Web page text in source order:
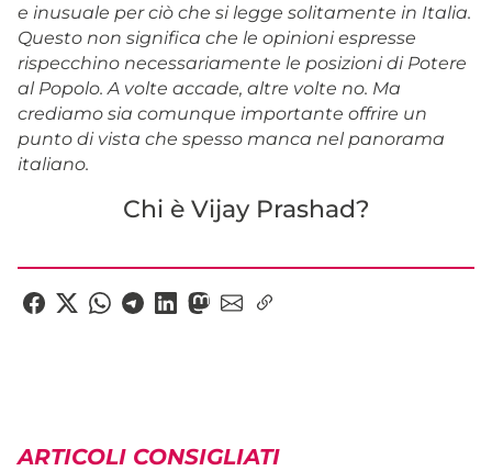
e inusuale per ciò che si legge solitamente in Italia.
Questo non significa che le opinioni espresse
rispecchino necessariamente le posizioni di Potere
al Popolo. A volte accade, altre volte no. Ma
crediamo sia comunque importante offrire un
punto di vista che spesso manca nel panorama
italiano.
Chi è Vijay Prashad?
ARTICOLI CONSIGLIATI